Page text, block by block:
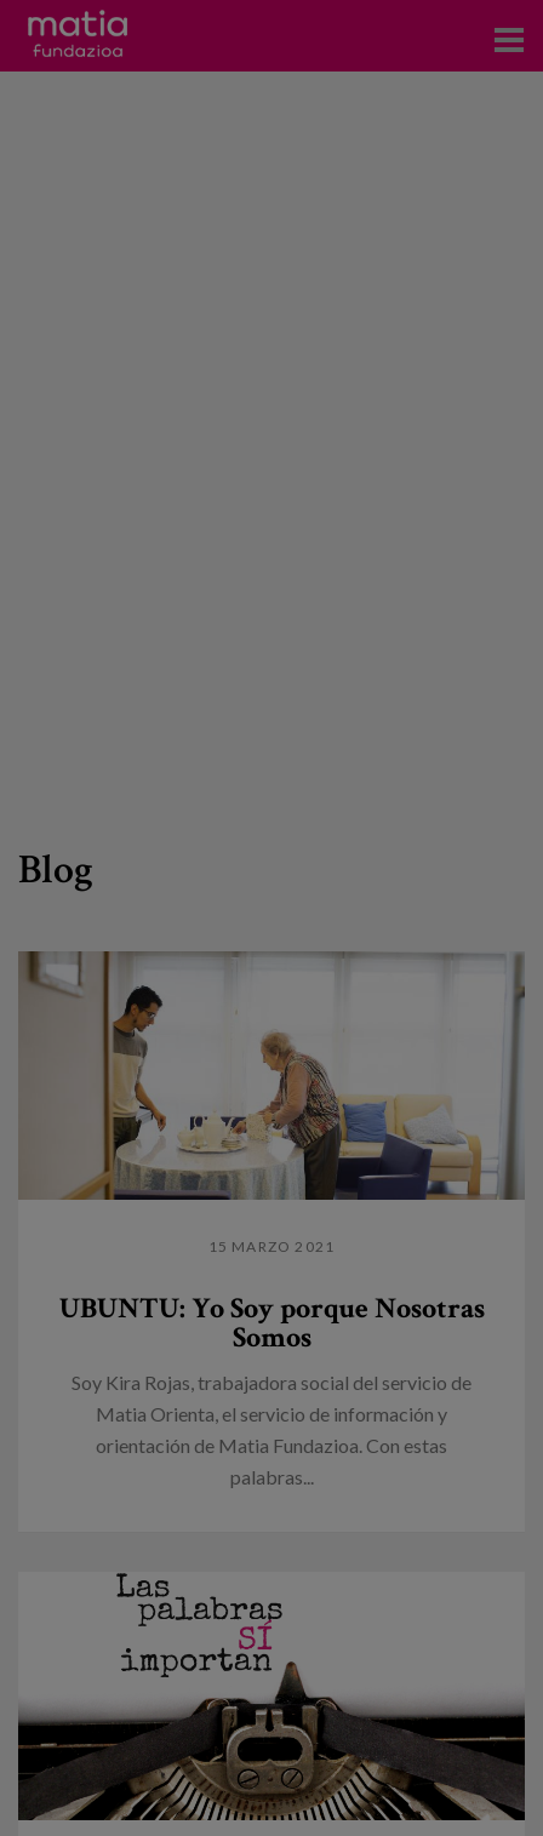
Blog
15 MARZO 2021
UBUNTU: Yo Soy porque Nosotras
Somos
Soy Kira Rojas, trabajadora social del servicio de
Matia Orienta, el servicio de información y
orientación de Matia Fundazioa. Con estas
palabras...